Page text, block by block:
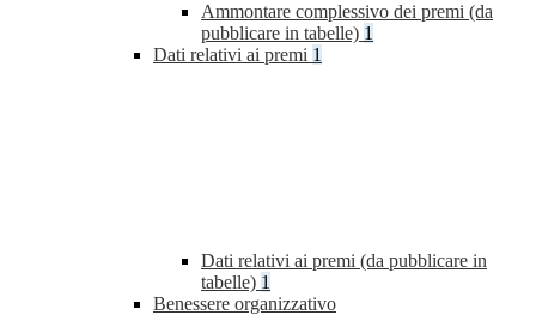
Ammontare complessivo dei premi (da
pubblicare in tabelle) 1
Dati relativi ai premi 1
Dati relativi ai premi (da pubblicare in
tabelle) 1
Benessere organizzativo